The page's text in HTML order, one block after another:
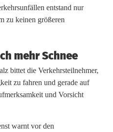
entstand nur
zu keinen größeren
mehr Schnee
bittet die Verkehrsteilnehmer,
zu fahren und gerade auf
und Vorsicht
warnt vor den